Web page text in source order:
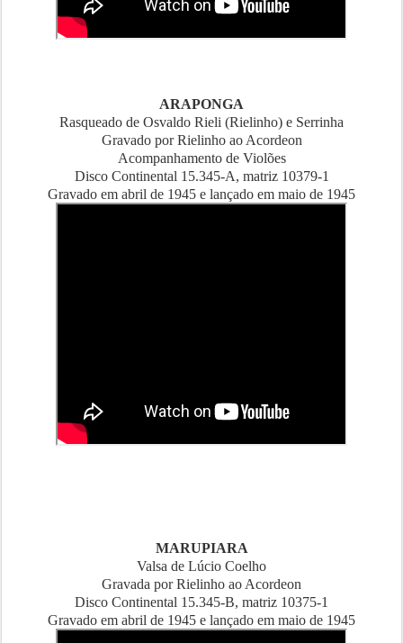
ARAPONGA
Rasqueado de Osvaldo Rieli (Rielinho) e Serrinha
Gravado por Rielinho ao Acordeon
Acompanhamento de Violões
Disco Continental 15.345-A, matriz 10379-1
Gravado em abril de 1945 e lançado em maio de 1945
MARUPIARA
Valsa de Lúcio Coelho
Gravada por Rielinho ao Acordeon
Disco Continental 15.345-B, matriz 10375-1
Gravado em abril de 1945 e lançado em maio de 1945